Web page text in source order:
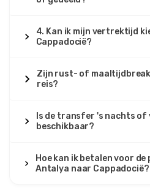
23 april 2025
We boekten op het laatste
op en de bus was ruim en
we veilig aan in Cappadocië.
4. Kan ik mijn vertrektijd
Cappadocië?
Zijn rust- of
reis?
Is de transfer 's nachts of
beschikbaar?
Hoe kan ik betalen voor
Antalya naar Cappadocië?